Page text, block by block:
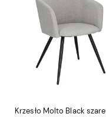
Krzesło Molto Black szare